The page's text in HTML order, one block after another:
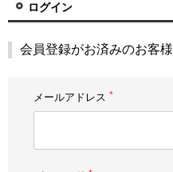
ログイン
会員登録がお済みのお客様
メールアドレス